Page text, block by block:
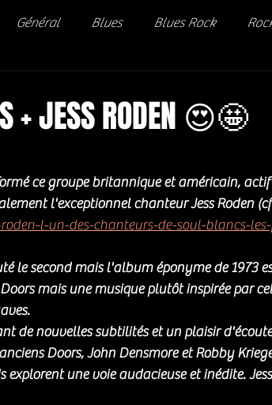
Général Blues Blues Rock
+ JESS RODEN 😍🤩
ce groupe britannique et américain,
l'exceptionnel chanteur Jess Roden
l-un-des-chanteurs-de-soul-blancs-
le second mais l'album éponyme de 1973
mais une musique plutôt inspirée par
de nouvelles subtilités et un plaisir
Doors, John Densmore et Robby
une voie audacieuse et inédite.